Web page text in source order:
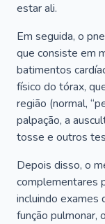
estar ali.
Em seguida, o
que consiste em
batimentos
físico do tórax,
região (normal,
palpação, a
tosse e outros
Depois disso, o
complementares
incluindo exames
função pulmonar,